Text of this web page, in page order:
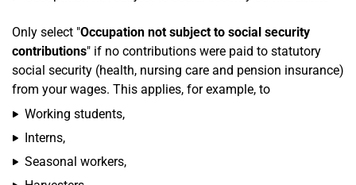
Only select "Occupation not subject to social security
contributions" if no contributions were paid to statutory
social security (health, nursing care and pension insurance)
from your wages. This applies, for example, to
Working students,
Interns,
Seasonal workers,